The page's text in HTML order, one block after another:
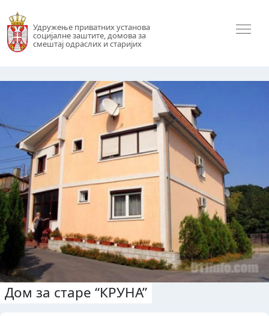
Удружење приватних установа
социјалне заштите, домова за
смештај одраслих и старијих
Дом за старе “КРУНА”